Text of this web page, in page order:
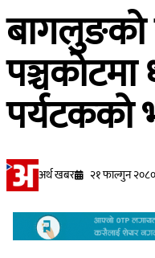
बागलुङको
पञ्चकोटमा
पर्यटकको
अर्थ खबर २१ फाल्गुन